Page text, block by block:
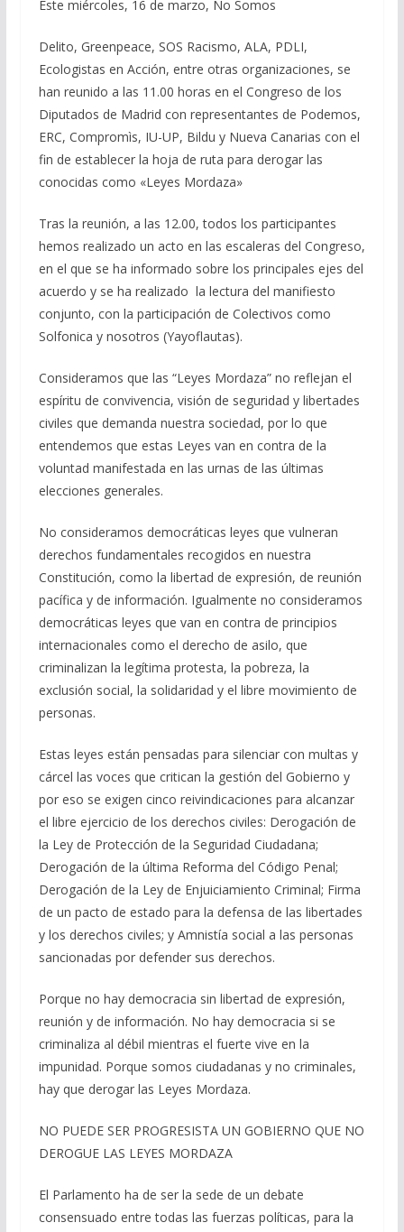
Este miércoles, 16 de marzo, No Somos
Delito, Greenpeace, SOS Racismo, ALA, PDLI,
Ecologistas en Acción, entre otras organizaciones, se
han reunido a las 11.00 horas en el Congreso de los
Diputados de Madrid con representantes de Podemos,
ERC, Compromìs, IU-UP, Bildu y Nueva Canarias con el
fin de establecer la hoja de ruta para derogar las
conocidas como «Leyes Mordaza»
Tras la reunión, a las 12.00, todos los participantes
hemos realizado un acto en las escaleras del Congreso,
en el que se ha informado sobre los principales ejes del
acuerdo y se ha realizado la lectura del manifiesto
conjunto, con la participación de Colectivos como
Solfonica y nosotros (Yayoflautas).
Consideramos que las “Leyes Mordaza” no reflejan el
espíritu de convivencia, visión de seguridad y libertades
civiles que demanda nuestra sociedad, por lo que
entendemos que estas Leyes van en contra de la
voluntad manifestada en las urnas de las últimas
elecciones generales.
No consideramos democráticas leyes que vulneran
derechos fundamentales recogidos en nuestra
Constitución, como la libertad de expresión, de reunión
pacífica y de información. Igualmente no consideramos
democráticas leyes que van en contra de principios
internacionales como el derecho de asilo, que
criminalizan la legítima protesta, la pobreza, la
exclusión social, la solidaridad y el libre movimiento de
personas.
Estas leyes están pensadas para silenciar con multas y
cárcel las voces que critican la gestión del Gobierno y
por eso se exigen cinco reivindicaciones para alcanzar
el libre ejercicio de los derechos civiles: Derogación de
la Ley de Protección de la Seguridad Ciudadana;
Derogación de la última Reforma del Código Penal;
Derogación de la Ley de Enjuiciamiento Criminal; Firma
de un pacto de estado para la defensa de las libertades
y los derechos civiles; y Amnistía social a las personas
sancionadas por defender sus derechos.
Porque no hay democracia sin libertad de expresión,
reunión y de información. No hay democracia si se
criminaliza al débil mientras el fuerte vive en la
impunidad. Porque somos ciudadanas y no criminales,
hay que derogar las Leyes Mordaza.
NO PUEDE SER PROGRESISTA UN GOBIERNO QUE NO
DEROGUE LAS LEYES MORDAZA
El Parlamento ha de ser la sede de un debate
consensuado entre todas las fuerzas políticas, para la